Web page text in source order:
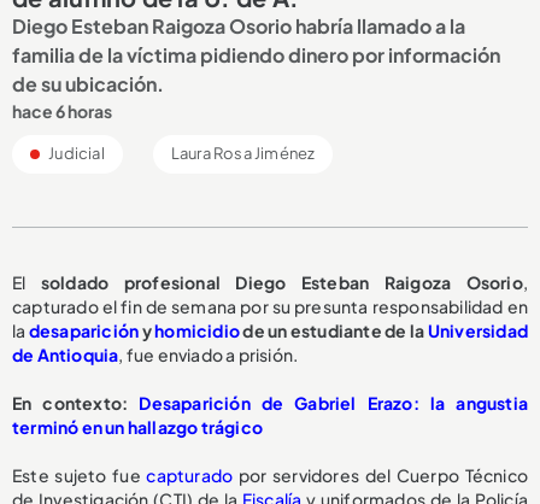
Diego Esteban Raigoza Osorio habría llamado a la
familia de la víctima pidiendo dinero por información
de su ubicación.
hace 6 horas
Judicial Laura Rosa Jiménez
El soldado profesional Diego Esteban Raigoza Osorio,
capturado el fin de semana por su presunta responsabilidad en
la desapariciónyhomicidiode un estudiante de laUniversidad
de Antioquia , fue enviado a prisión.
En contexto: Desaparición de Gabriel Erazo: la angustia
terminó en un hallazgo trágico
Este sujeto fuecapturado por servidores del Cuerpo Técnico
de Investigación (CTI) de la Fiscalía y uniformados de la Policía